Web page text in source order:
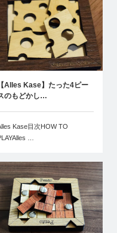
【Alles Kase】たった4ピー
のもどかし…
Kase目次HOW TO
…